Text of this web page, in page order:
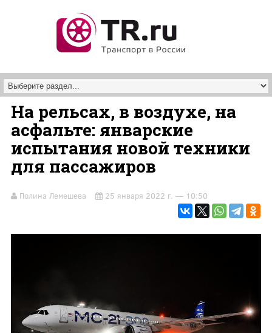
На рельсах, в воздухе, на
асфальте: январские
испытания новой техники
для пассажиров
Полина Лемешева 25 января 2022 г. — 10:50